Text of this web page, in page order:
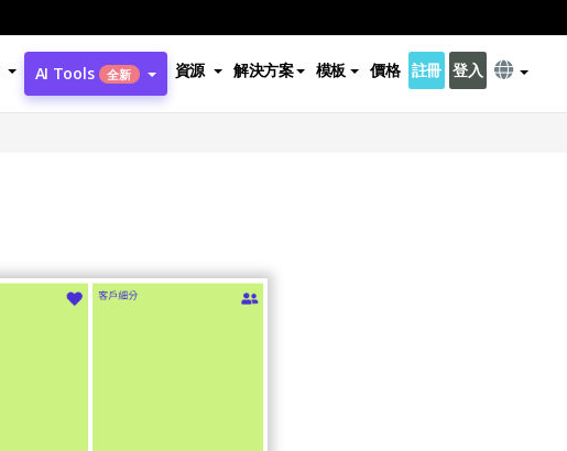
AI Tools 全新 資源 解決方案 模板 價格 註冊 登入